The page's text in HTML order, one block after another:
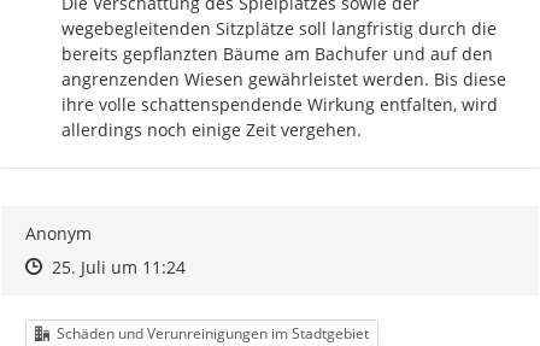
wegebegleitenden Sitzplätze soll langfristig durch die
bereits gepflanzten Bäume am Bachufer und auf den
angrenzenden Wiesen gewährleistet werden. Bis diese
ihre volle schattenspendende Wirkung entfalten, wird
allerdings noch einige Zeit vergehen.
Anonym
Zeitpunkt des Erstellens
Zeitpunkt des Erstellens
25. Juli um 11:24Zur Äußerung
Kategorie
Schäden und Verunreinigungen im Stadtgebiet